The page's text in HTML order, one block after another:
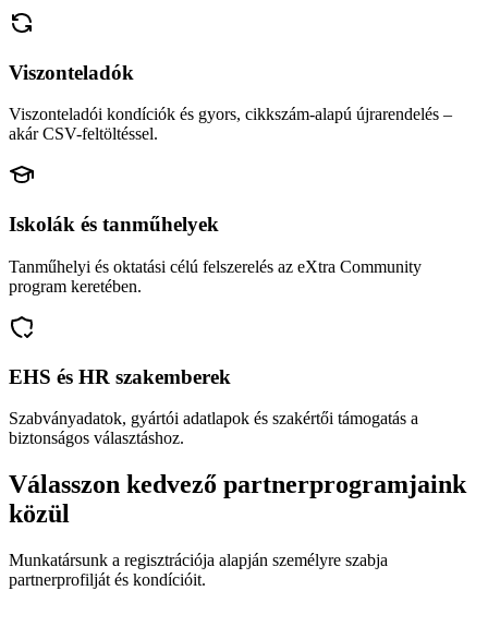
Viszonteladók
Viszonteladói kondíciók és gyors, cikkszám-alapú újrarendelés –
akár CSV-feltöltéssel.
Iskolák és tanműhelyek
Tanműhelyi és oktatási célú felszerelés az eXtra Community
program keretében.
EHS és HR szakemberek
Szabványadatok, gyártói adatlapok és szakértői támogatás a
biztonságos választáshoz.
Válasszon kedvező partnerprogramjaink
közül
Munkatársunk a regisztrációja alapján személyre szabja
partnerprofilját és kondícióit.